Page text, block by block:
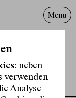
Menu
Über uns
: neben
verwenden
Analyse